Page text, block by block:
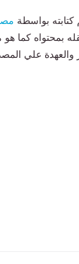
كتابته بواسطة
بمحتواه كما
علي